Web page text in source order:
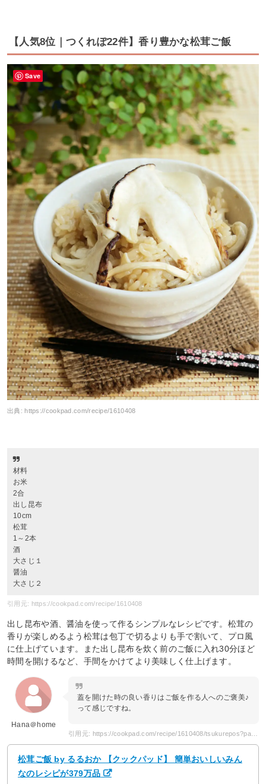
【人気8位｜つくれぽ22件】香り豊かな松茸ご飯
出典:https://cookpad.com/recipe/1610408
材料
お米
2合
出し昆布
10cm
松茸
1～2本
酒
大さじ１
醤油
大さじ２
引用元: https://cookpad.com/recipe/1610408
出し昆布や酒、醤油を使って作るシンプルなレシピです。松茸の
香りが楽しめるよう松茸は包丁で切るよりも手で割いて、プロ風
に仕上げています。また出し昆布を炊く前のご飯に入れ30分ほど
時間を開けるなど、手間をかけてより美味しく仕上げます。
Hana＠home
蓋を開けた時の良い香りはご飯を作る人へのご褒美♪
って感じですね。
引用元: https://cookpad.com/recipe/1610408/tsukurepos?page=2
松茸ご飯 by るるおか 【クックパッド】 簡単おいしいみん
なのレシピが379万品
Save